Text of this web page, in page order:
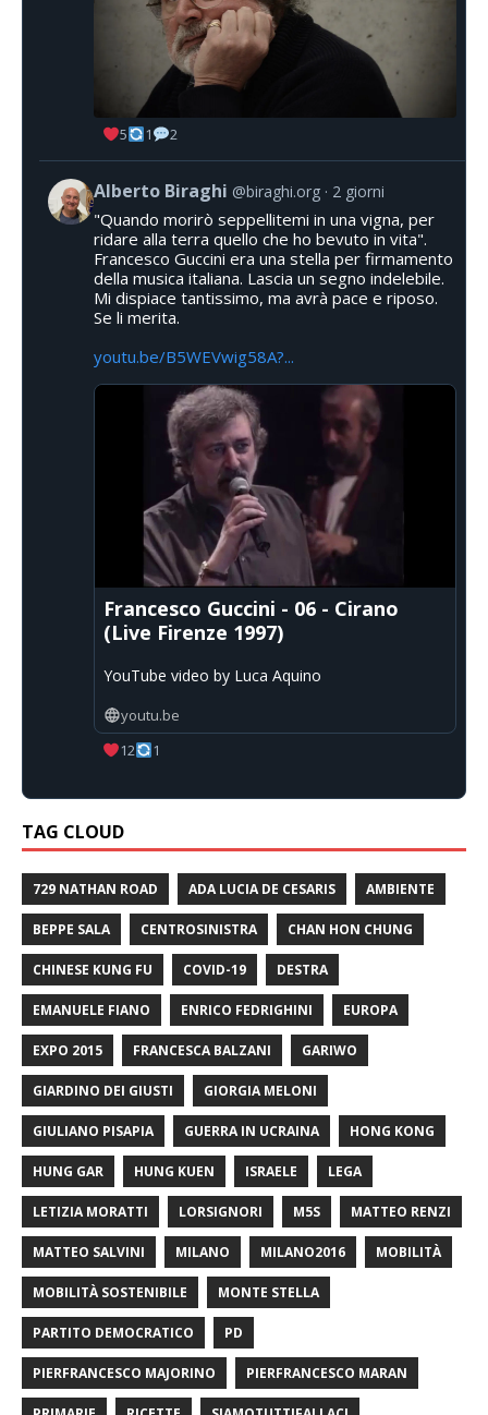
5 1 2
Alberto Biraghi @biraghi.org 2 giorni
"Quando morirò seppellitemi in una vigna, per
ridare alla terra quello che ho bevuto in vita".
Francesco Guccini era una stella per firmamento
della musica italiana. Lascia un segno indelebile.
Mi dispiace tantissimo, ma avrà pace e riposo.
Se li merita.
youtu.be/B5WEVwig58A?...
Francesco Guccini - 06 - Cirano
(Live Firenze 1997)
YouTube video by Luca Aquino
youtu.be
12
1
TAG CLOUD
729 NATHAN ROAD ADA LUCIA DE CESARIS AMBIENTE
BEPPE SALA CENTROSINISTRA CHAN HON CHUNG
CHINESE KUNG FU COVID-19 DESTRA
EMANUELE FIANO ENRICO FEDRIGHINI EUROPA
EXPO 2015 FRANCESCA BALZANI GARIWO
GIARDINO DEI GIUSTI GIORGIA MELONI
GIULIANO PISAPIA GUERRA IN UCRAINA HONG KONG
HUNG GAR HUNG KUEN ISRAELE LEGA
LETIZIA MORATTI LORSIGNORI M5S MATTEO RENZI
MATTEO SALVINI MILANO MILANO2016 MOBILITÀ
MOBILITÀ SOSTENIBILE MONTE STELLA
PARTITO DEMOCRATICO PD
PIERFRANCESCO MAJORINO PIERFRANCESCO MARAN